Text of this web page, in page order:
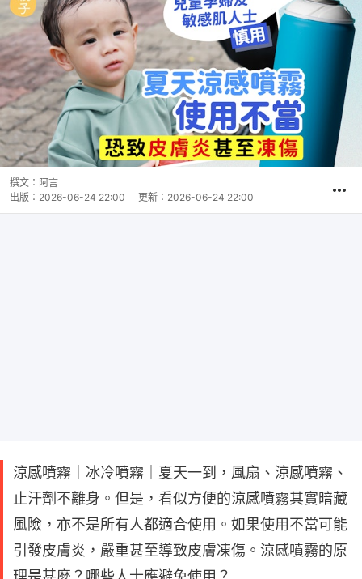
撰文： 阿言
出版： 2026-06-24 22:00 更新： 2026-06-24 22:00
涼感噴霧｜冰冷噴霧｜夏天一到，風扇、涼感噴霧、
止汗劑不離身。但是，看似方便的涼感噴霧其實暗藏
風險，亦不是所有人都適合使用。如果使用不當可能
引發皮膚炎，嚴重甚至導致皮膚凍傷。涼感噴霧的原